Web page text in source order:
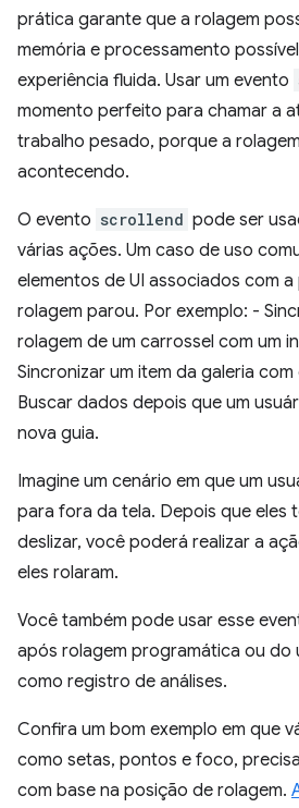
prática garante que a rolagem
memória e processamento
experiência fluida. Usar um evento
momento perfeito para chamar a
trabalho pesado, porque a
acontecendo.
O evento scrollend pode ser
várias ações. Um caso de uso
elementos de UI associados com
rolagem parou. Por exemplo: -
rolagem de um carrossel com um
Sincronizar um item da galeria
Buscar dados depois que um
nova guia.
Imagine um cenário em que um
para fora da tela. Depois que eles
deslizar, você poderá realizar a
eles rolaram.
Você também pode usar esse
após rolagem programática ou do
como registro de análises.
Confira um bom exemplo em que
como setas, pontos e foco,
com base na posição de rolagem.